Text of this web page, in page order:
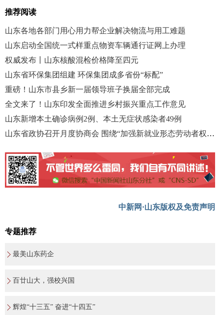
推荐阅读
山东各地各部门用心用力帮企业解决物流与用工难题
山东启动全国统一式样重点物资车辆通行证网上办理
权威发布丨山东核酸混检价格降至四元
山东省环保集团组建 环保集团成多省份“标配”
重磅！山东市县乡新一届领导班子换届全部完成
全文来了！山东印发全面推进乡村振兴重点工作意见
山东新增本土确诊病例2例、本土无症状感染者49例
山东省政协召开月度协商会 围绕“加强新就业形态劳动者权益保障”协商议政
中新网·山东版权及免责声明
专题推荐
最美山东药企
百廿山大，强校兴国
辉煌“十三五” 奋进“十四五”